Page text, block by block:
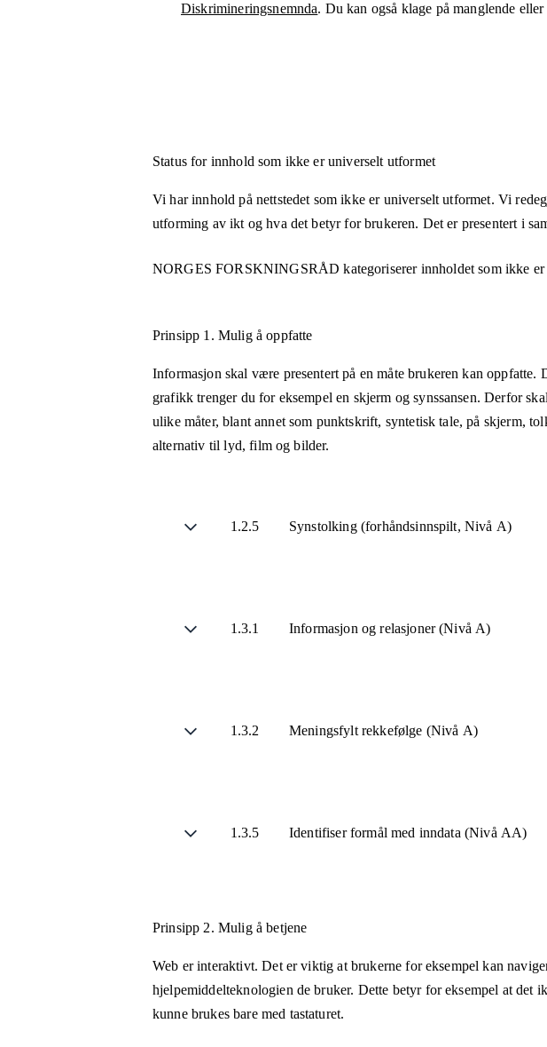
Diskrimineringsnemnda. Du kan også klage på manglende
Status for innhold som ikke er universelt utformet
Vi har innhold på nettstedet som ikke er universelt utformet. Vi
utforming av ikt og hva det betyr for brukeren. Det er presentert i
NORGES FORSKNINGSRÅD kategoriserer innholdet som ikke
Prinsipp 1. Mulig å oppfatte
Informasjon skal være presentert på en måte brukeren kan
grafikk trenger du for eksempel en skjerm og synssansen. Derfor
ulike måter, blant annet som punktskrift, syntetisk tale, på skjerm,
alternativ til lyd, film og bilder.
1.2.5 Synstolking (forhåndsinnspilt, Nivå A)
1.3.1 Informasjon og relasjoner (Nivå A)
1.3.2 Meningsfylt rekkefølge (Nivå A)
1.3.5 Identifiser formål med inndata (Nivå AA)
Prinsipp 2. Mulig å betjene
Web er interaktivt. Det er viktig at brukerne for eksempel kan
hjelpemiddelteknologien de bruker. Dette betyr for eksempel at
kunne brukes bare med tastaturet.